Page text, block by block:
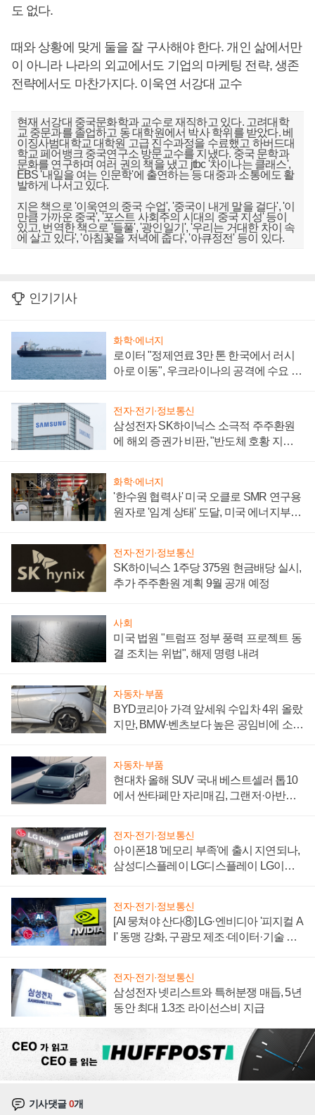
도 없다.
때와 상황에 맞게 둘을 잘 구사해야 한다. 개인 삶에서만
이 아니라 나라의 외교에서도 기업의 마케팅 전략, 생존
전략에서도 마찬가지다. 이욱연 서강대 교수
현재 서강대 중국문화학과 교수로 재직하고 있다. 고려대학
교 중문과를 졸업하고 동 대학원에서 박사 학위를 받았다. 베
이징사범대학교 대학원 고급 진수과정을 수료했고 하버드대
학교 페어뱅크 중국연구소 방문교수를 지냈다. 중국 문학과
문화를 연구하며 여러 권의 책을 냈고 jtbc '차이나는 클래스',
EBS '내일을 여는 인문학'에 출연하는 등 대중과 소통에도 활
발하게 나서고 있다.
지은 책으로 '이욱연의 중국 수업', '중국이 내게 말을 걸다', '이
만큼 가까운 중국', '포스트 사회주의 시대의 중국 지성' 등이
있고, 번역한 책으로 '들풀', '광인일기', '우리는 거대한 차이 속
에 살고 있다', '아침꽃을 저녁에 줍다', '아큐정전' 등이 있다.
인기기사
화학·에너지
로이터 "정제연료 3만 톤 한국에서 러시
아로 이동", 우크라이나의 공격에 수요 늘
전자·전기·정보통신
삼성전자 SK하이닉스 소극적 주주환원
에 해외 증권가 비판, "반도체 호황 지속
화학·에너지
'한수원 협력사' 미국 오클로 SMR 연구용
원자로 '임계 상태' 도달, 미국 에너지부
전자·전기·정보통신
SK하이닉스 1주당 375원 현금배당 실시,
추가 주주환원 계획 9월 공개 예정
사회
미국 법원 "트럼프 정부 풍력 프로젝트 동
결 조치는 위법", 해제 명령 내려
자동차·부품
BYD코리아 가격 앞세워 수입차 4위 올랐
지만, BMW·벤츠보다 높은 공임비에 소비
자동차·부품
현대차 올해 SUV 국내 베스트셀러 톱10
에서 싼타페만 자리매김, 그랜저·아반떼
전자·전기·정보통신
아이폰18 '메모리 부족'에 출시 지연되나,
삼성디스플레이 LG디스플레이 LG이노
전자·전기·정보통신
[AI 뭉쳐야 산다⑧] LG·엔비디아 '피지컬 A
I' 동맹 강화, 구광모 제조·데이터·기술 결
전자·전기·정보통신
삼성전자 넷리스트와 특허분쟁 매듭, 5년
동안 최대 1.3조 라이선스비 지급
기사댓글0개